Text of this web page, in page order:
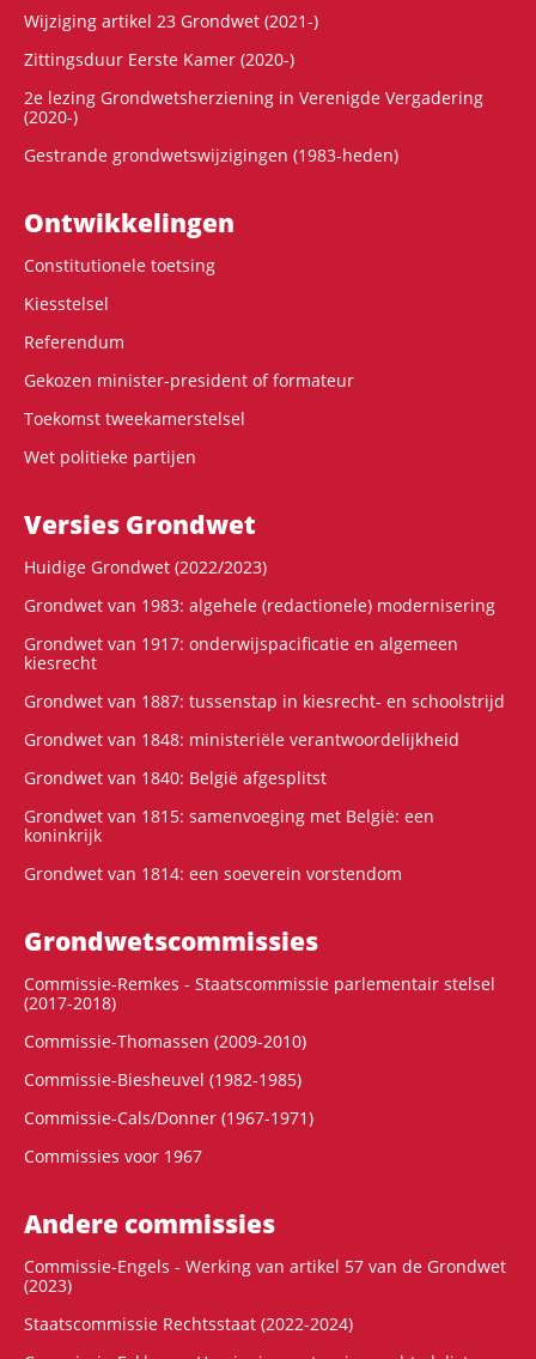
Wijziging artikel 23 Grondwet (2021-)
Zittingsduur Eerste Kamer (2020-)
2e lezing Grondwetsherziening in Verenigde Vergadering
(2020-)
Gestrande grondwetswijzigingen (1983-heden)
Ontwikke­lingen
Constitutionele toetsing
Kiesstelsel
Referendum
Gekozen minister-president of formateur
Toekomst tweekamerstelsel
Wet politieke partijen
Versies Grondwet
Huidige Grondwet (2022/2023)
Grondwet van 1983: algehele (redactionele) modernisering
Grondwet van 1917: onderwijspacificatie en algemeen
kiesrecht
Grondwet van 1887: tussenstap in kiesrecht- en schoolstrijd
Grondwet van 1848: ministeriële verantwoordelijkheid
Grondwet van 1840: België afgesplitst
Grondwet van 1815: samenvoeging met België: een
koninkrijk
Grondwet van 1814: een soeverein vorstendom
Grondwets­commissies
Commissie-Remkes - Staatscommissie parlementair stelsel
(2017-2018)
Commissie-Thomassen (2009-2010)
Commissie-Biesheuvel (1982-1985)
Commissie-Cals/Donner (1967-1971)
Commissies voor 1967
Andere commissies
Commissie-Engels - Werking van artikel 57 van de Grondwet
(2023)
Staatscommissie Rechtsstaat (2022-2024)